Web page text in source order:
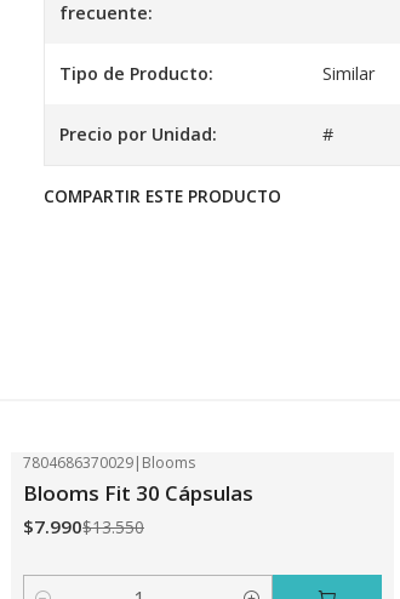
frecuente:
Tipo de Producto: Similar
Precio por Unidad: #
COMPARTIR ESTE PRODUCTO
7804686370029| Blooms
Blooms Fit 30 Cápsulas
$7.990$13.550